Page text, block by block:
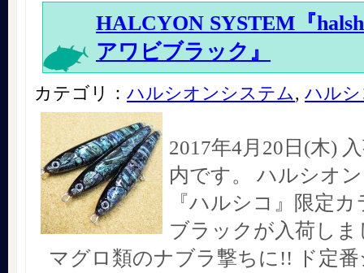
HALCYON SYSTEM『
アワビブラック』
カテゴリ： ハルシオンシステム, ハル
2017年4月20日(木)
内です。 ハルシオ
『ハルシコ』限定
ブラックが入荷し
マグロ類のナブラ撃ちに!! ド定